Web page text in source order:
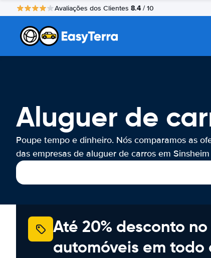
Avaliações dos Clientes 8.4 / 10
Aluguer de
Poupe tempo e dinheiro. Nós comparamos as
das empresas de aluguer de carros em
Até 20% desconto
automóveis em todo